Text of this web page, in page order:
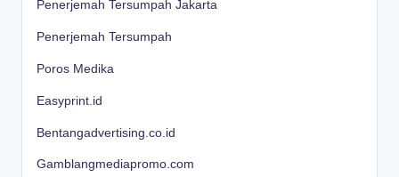
Penerjemah Tersumpah Jakarta
Penerjemah Tersumpah
Poros Medika
Easyprint.id
Bentangadvertising.co.id
Gamblangmediapromo.com